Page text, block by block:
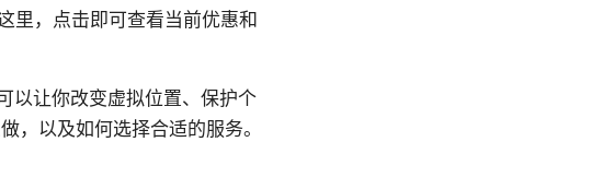
里，点击即可查看当前优惠和
以让你改变虚拟位置、保护个
，以及如何选择合适的服务。